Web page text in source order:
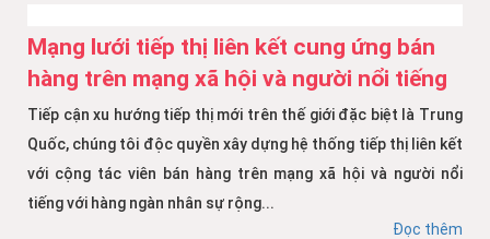
Mạng lưới tiếp thị liên kết cung ứng bán
hàng trên mạng xã hội và người nổi tiếng
Tiếp cận xu hướng tiếp thị mới trên thế giới đặc biệt là Trung
Quốc, chúng tôi độc quyền xây dựng hệ thống tiếp thị liên kết
với cộng tác viên bán hàng trên mạng xã hội và người nổi
tiếng với hàng ngàn nhân sự rộng...
Đọc thêm